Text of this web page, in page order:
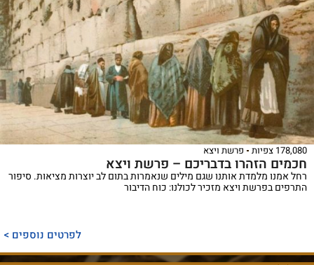
178,080 צפיות פרשת ויצא
חכמים הזהרו בדבריכם – פרשת ויצא
רחל אמנו מלמדת אותנו שגם מילים שנאמרות בתום לב יוצרות מציאות. סיפור
התרפים בפרשת ויצא מזכיר לכולנו: כוח הדיבור
לפרטים נוספים >